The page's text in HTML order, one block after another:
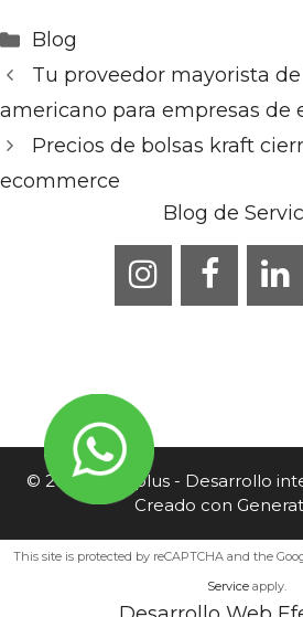
Categorías
Blog
Tu proveedor mayorista
americano para empresas de
Precios de bolsas kraft
ecommerce
Blog de
© 2026 Caneplus - Desarrollo
Creado con
This site is protected by reCAPTCHA and the
Service apply.